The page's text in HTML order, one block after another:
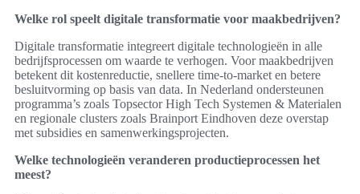
Welke rol speelt digitale transformatie voor maakbedrijven?
Digitale transformatie integreert digitale technologieën in alle
bedrijfsprocessen om waarde te verhogen. Voor maakbedrijven
betekent dit kostenreductie, snellere time-to-market en betere
besluitvorming op basis van data. In Nederland ondersteunen
programma’s zoals Topsector High Tech Systemen & Materialen
en regionale clusters zoals Brainport Eindhoven deze overstap
met subsidies en samenwerkingsprojecten.
Welke technologieën veranderen productieprocessen het
meest?